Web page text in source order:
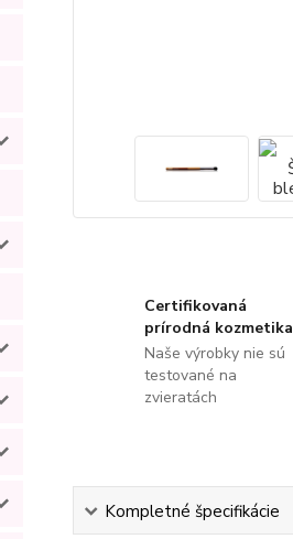
Certifikovaná
prírodná kozmetika
Naše výrobky nie sú
testované na
zvieratách
Kompletné špecifikácie